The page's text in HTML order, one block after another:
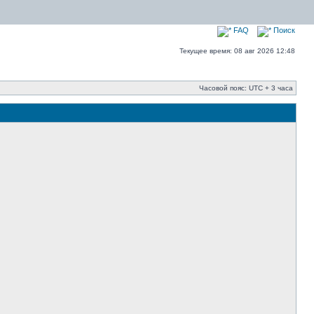
FAQ Поиск
Текущее время: 08 авг 2026 12:48
Часовой пояс: UTC + 3 часа